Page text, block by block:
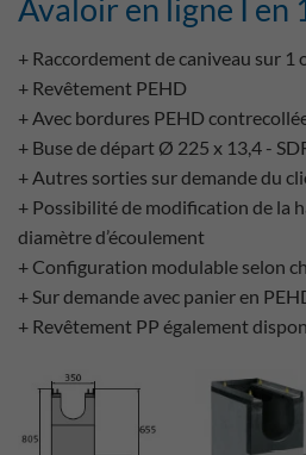
Avaloir en ligne I en
+ Raccordement de caniveau sur 1
+ Revêtement PEHD
+ Avec bordures PEHD
+ Buse de départ Ø 225 x 13,4 -
+ Autres sorties sur demande du
+ Possibilité de modification de la
diamètre d’écoulement
+ Configuration modulable selon
+ Sur demande avec panier en
+ Revêtement PP également